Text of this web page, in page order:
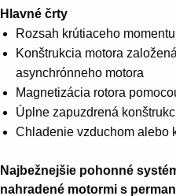
Hlavné črty
Rozsah krútiaceho
Konštrukcia motora
asynchrónneho motora
Magnetizácia rotora
Úplne zapuzdrená
Chladenie vzduchom alebo
Najbežnejšie pohonné
nahradené motormi s